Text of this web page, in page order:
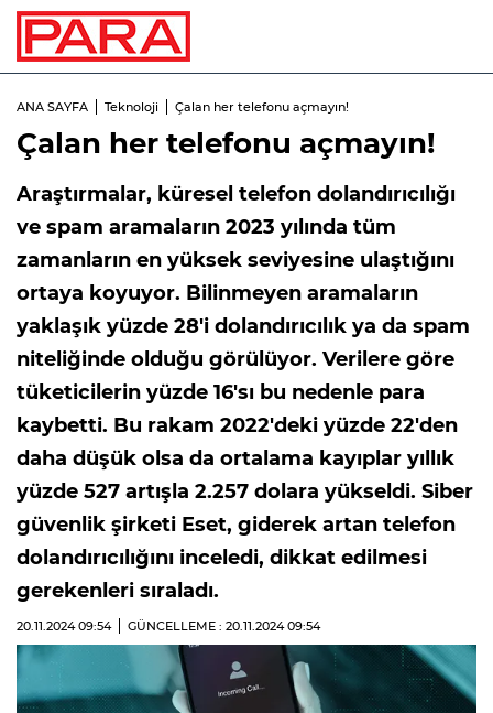
ANA SAYFA Teknoloji Çalan her telefonu açmayın!
Çalan her telefonu açmayın!
Araştırmalar, küresel telefon dolandırıcılığı
ve spam aramaların 2023 yılında tüm
zamanların en yüksek seviyesine ulaştığını
ortaya koyuyor. Bilinmeyen aramaların
yaklaşık yüzde 28'i dolandırıcılık ya da spam
niteliğinde olduğu görülüyor. Verilere göre
tüketicilerin yüzde 16'sı bu nedenle para
kaybetti. Bu rakam 2022'deki yüzde 22'den
daha düşük olsa da ortalama kayıplar yıllık
yüzde 527 artışla 2.257 dolara yükseldi. Siber
güvenlik şirketi Eset, giderek artan telefon
dolandırıcılığını inceledi, dikkat edilmesi
gerekenleri sıraladı.
20.11.202409:54 GÜNCELLEME : 20.11.202409:54